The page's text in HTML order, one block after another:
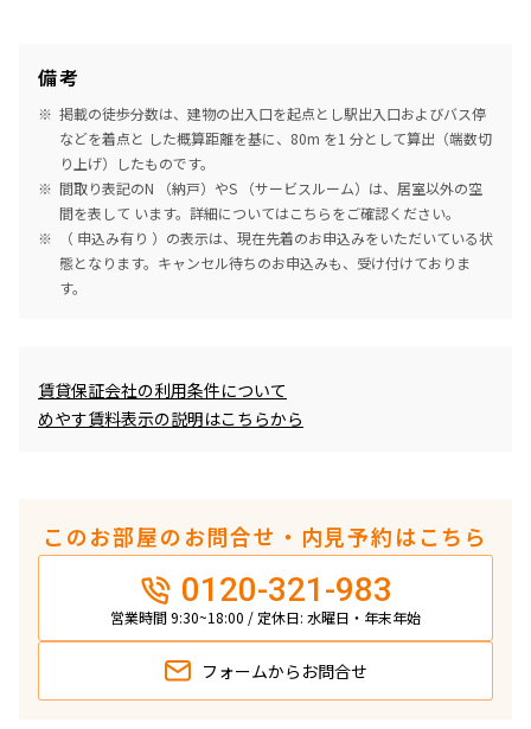
備考
掲載の徒歩分数は、建物の出入口を起点とし駅出入口およびバス停
などを着点と した概算距離を基に、80m を1 分として算出（端数切
り上げ）したものです。
間取り表記のN （納戸）やS （サービスルーム）は、居室以外の空
間を表して います。詳細についてはこちらをご確認ください。
（ 申込み有り ）の表示は、現在先着のお申込みをいただいている状
態となります。キャンセル待ちのお申込みも、受け付けておりま
す。
賃貸保証会社の利用条件について
めやす賃料表示の説明はこちらから
このお部屋のお問合せ・内見予約はこちら
0120-321-983
営業時間 9:30~18:00 / 定休日: 水曜日・年末年始
フォームから お問合せ